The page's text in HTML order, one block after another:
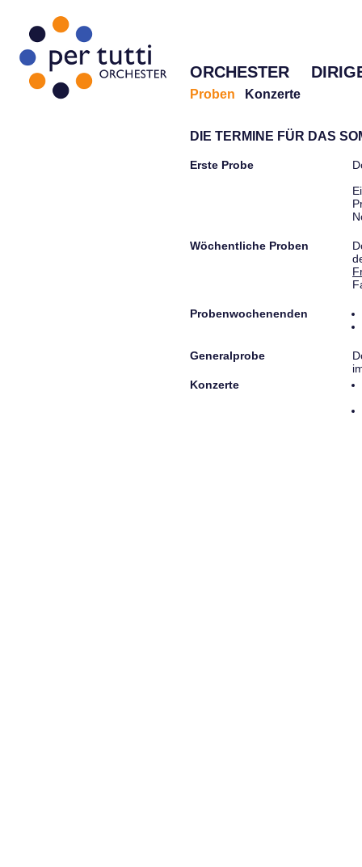
ORCHESTER
Proben Konzerte
DIE TERMINE FÜR DAS
Erste Probe
Wöchentliche Proben
Probenwochenenden
Generalprobe
Konzerte